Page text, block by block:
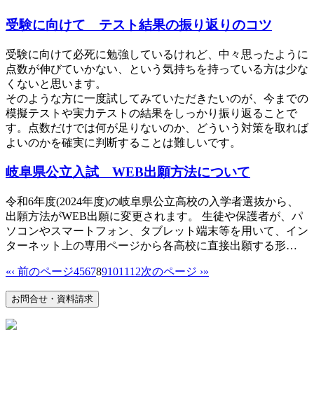
受験に向けて テスト結果の振り返りのコツ
受験に向けて必死に勉強しているけれど、中々思ったように
点数が伸びていかない、という気持ちを持っている方は少な
くないと思います。
そのような方に一度試してみていただきたいのが、今までの
模擬テストや実力テストの結果をしっかり振り返ることで
す。点数だけでは何が足りないのか、どういう対策を取れば
よいのかを確実に判断することは難しいです。
岐阜県公立入試 WEB出願方法について
令和6年度(2024年度)の岐阜県公立高校の入学者選抜から、
出願方法がWEB出願に変更されます。 生徒や保護者が、パ
ソコンやスマートフォン、タブレット端末等を用いて、イン
ターネット上の専用ページから各高校に直接出願する形…
«‹ 前のページ4567891011 12次のページ ›»
お問合せ・資料請求